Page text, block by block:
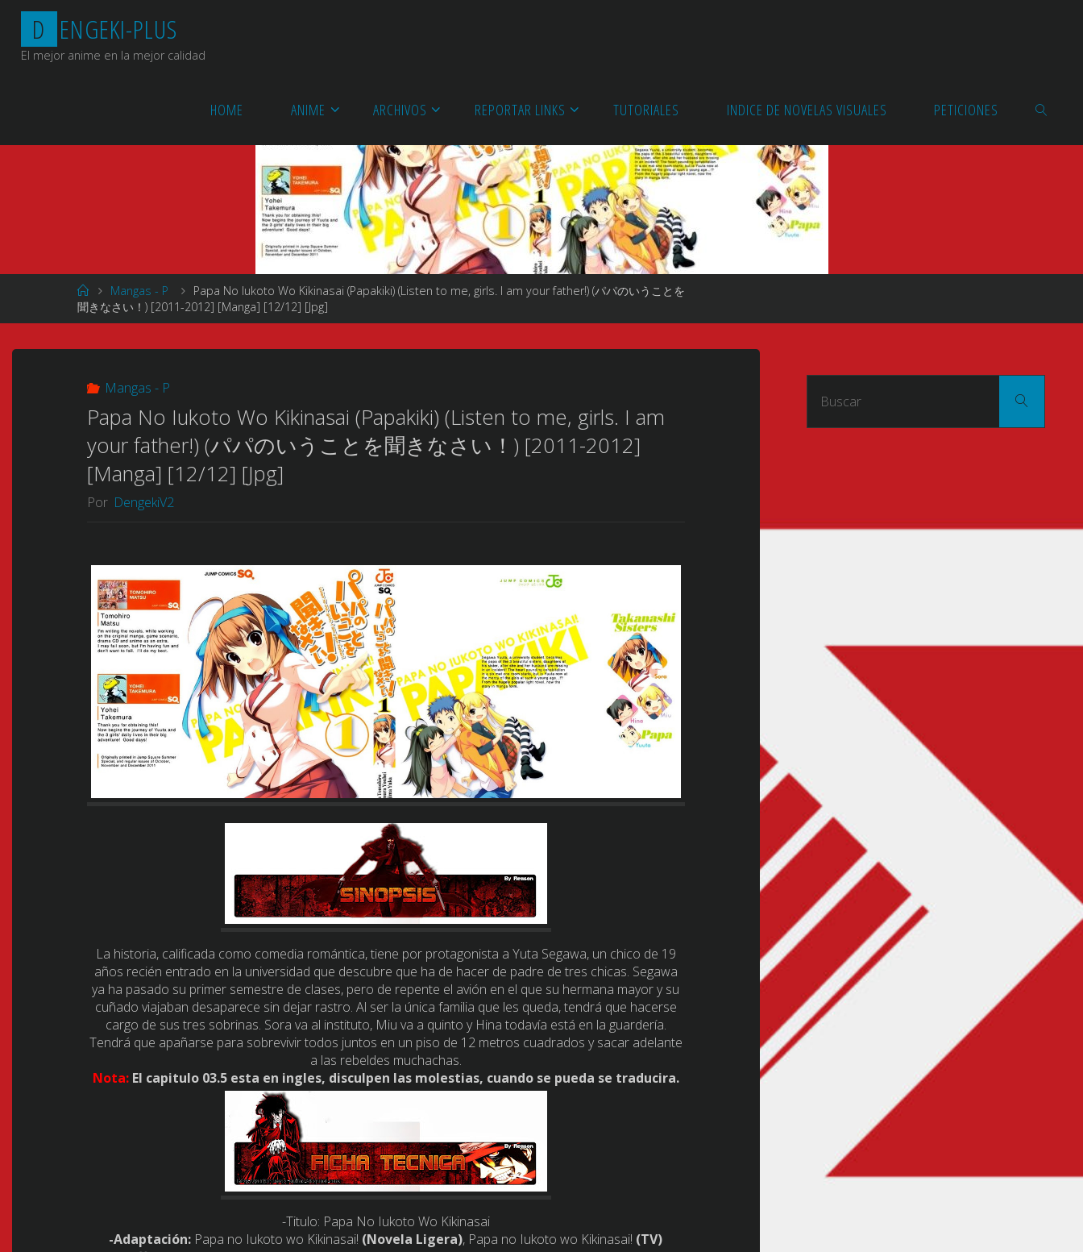
Saltar
contenido
D ENGEKI-PLUS
El mejor anime en la mejor calidad
HOME ANIME ARCHIVOS REPORTAR LINKS TUTORIALES INDICE DE NOVELAS VISUALES PETICIONES
Página
de
Inicio
Mangas - P
Papa No Iukoto Wo Kikinasai (Papakiki) (Listen to me, girls. I am your father!) (パパのいうことを
聞きなさい！) [2011-2012] [Manga] [12/12] [Jpg]
Mangas - P
Papa No Iukoto Wo Kikinasai (Papakiki) (Listen to me, girls. I am
your father!) (パパのいうことを聞きなさい！) [2011-2012]
[Manga] [12/12] [Jpg]
Por DengekiV2
La historia, calificada como comedia romántica, tiene por protagonista a Yuta Segawa, un chico de 19
años recién entrado en la universidad que descubre que ha de hacer de padre de tres chicas. Segawa
ya ha pasado su primer semestre de clases, pero de repente el avión en el que su hermana mayor y su
cuñado viajaban desaparece sin dejar rastro. Al ser la única familia que les queda, tendrá que hacerse
cargo de sus tres sobrinas. Sora va al instituto, Miu va a quinto y Hina todavía está en la guardería.
Tendrá que apañarse para sobrevivir todos juntos en un piso de 12 metros cuadrados y sacar adelante
a las rebeldes muchachas.
Nota:El capitulo 03.5 esta en ingles, disculpen las molestias, cuando se pueda se traducira.
-Titulo: Papa No Iukoto Wo Kikinasai
-Adaptación: Papa no Iukoto wo Kikinasai! (Novela Ligera), Papa no Iukoto wo Kikinasai! (TV)
Buscar